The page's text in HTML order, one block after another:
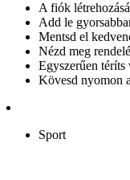
A fiók
Add le
Mentsd el
Nézd meg
Egyszerűen téríts
Kövesd nyomon
Sport